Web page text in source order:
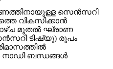
സെൻസറി
വികസിക്കാൻ
മുതൽ ഘ്രാണ
ടിഷ്യു) രൂപം
നാഡി ബന്ധങ്ങൾ